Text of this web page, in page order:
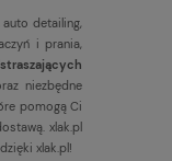
detailing,
i prania,
niezbędne
pomogą Ci
xlak.pl
xlak.pl!